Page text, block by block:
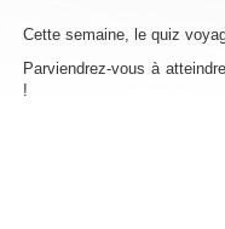
Cette semaine, le quiz
Parviendrez-vous à
!